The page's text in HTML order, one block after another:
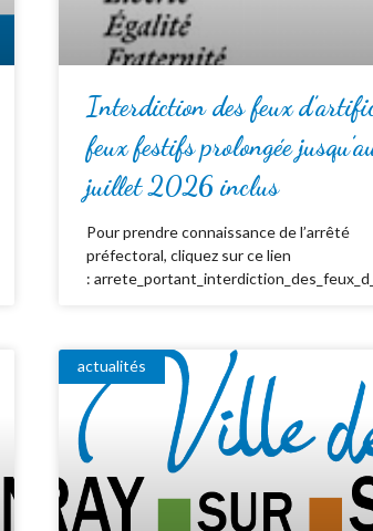
Interdiction des feux
feux festifs prolongée
juillet 2026 inclus
Pour prendre connaissance de l’arrêté
préfectoral, cliquez sur ce lien
:
actualités